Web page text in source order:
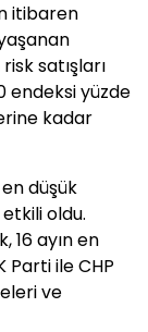
itibaren
satışları
endeksi yüzde
kadar
düşük
oldu.
16 ayın en
Parti ile CHP
ve